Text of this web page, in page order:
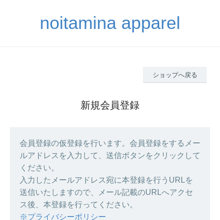
noitamina apparel
ショップへ戻る
新規会員登録
会員登録の仮登録を行います。会員登録をするメー
ルアドレスを入力して、送信ボタンをクリックして
ください。
入力したメールアドレス宛に本登録を行うURLを
送信いたしますので、メール記載のURLへアクセ
ス後、本登録を行ってください。
※プライバシーポリシー